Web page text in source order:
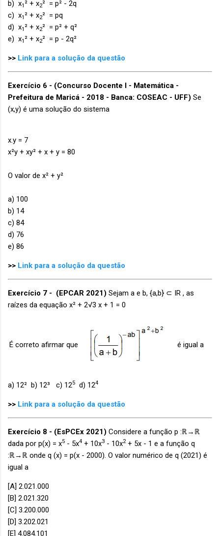
b) x1 ² + x2² = p² - 2q
c) x1 ² + x2² = pq
d) x1 ² + x2² = p² + q²
e) x1 ² + x2² = p - 2q²
>> Link para a solução da questão
Exercício 6 - (Concurso Docente I - Matemática -
Prefeitura de Maricá - 2018 - Banca: COSEAC - UFF) Se
(x,y) é uma solução do sistema
x.y = 7
x²y + xy² + x + y = 80
O valor de x² + y²
a) 100
b) 14
c) 84
d) 76
e) 86
>> Link para a solução da questão
Exercício 7 - (EPCAR 2021) Sejam a e b, {a,b} ⊂ IR , as
raízes da equação x² + 2√3 x + 1 = 0
É correto afirmar que é igual a
a) 12² b) 12³ c) 125 d) 124
>> Link para a solução da questão
Exercício 8 - (EsPCEx 2021) Considere a função p :ℝ→ℝ
dada por p(x) = x5 - 5x4 + 10x3 - 10x2+ 5x - 1 e a função q
:ℝ→ℝ onde q (x) = p(x - 2000). O valor numérico de q (2021) é
igual a
[A] 2.021.000
[B] 2.021.320
[C] 3.200.000
[D] 3.202.021
[E] 4.084.101